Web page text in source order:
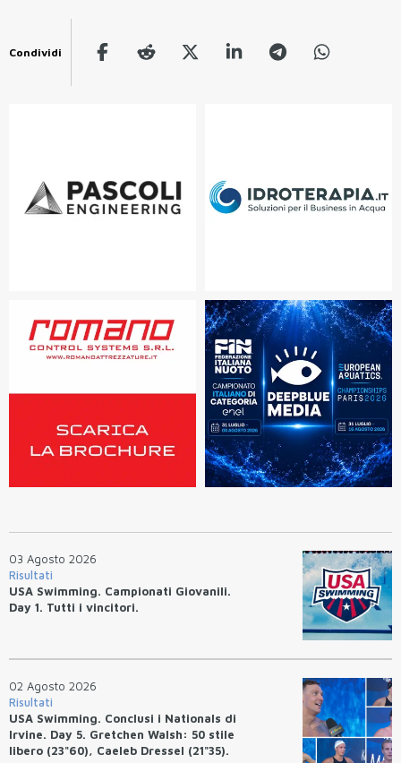
Condividi
03 Agosto 2026
Risultati
USA Swimming. Campionati Giovanili.
Day 1. Tutti i vincitori.
02 Agosto 2026
Risultati
USA Swimming. Conclusi i Nationals di
Irvine. Day 5. Gretchen Walsh: 50 stile
libero (23"60), Caeleb Dressel (21"35).